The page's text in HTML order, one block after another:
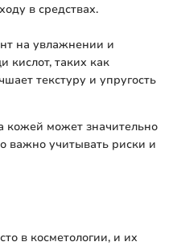
в средствах.
на увлажнении и
кислот, таких как
текстуру и упругость
кожей может значительно
важно учитывать риски и
в косметологии, и их